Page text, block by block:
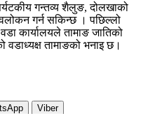
गन्तव्य शैलुङ, दोलखाको
गर्न सकिन्छ । पछिल्लो
कार्यालयले तामाङ जातिको
वडाध्यक्ष तामाङको भनाइ छ।
Viber